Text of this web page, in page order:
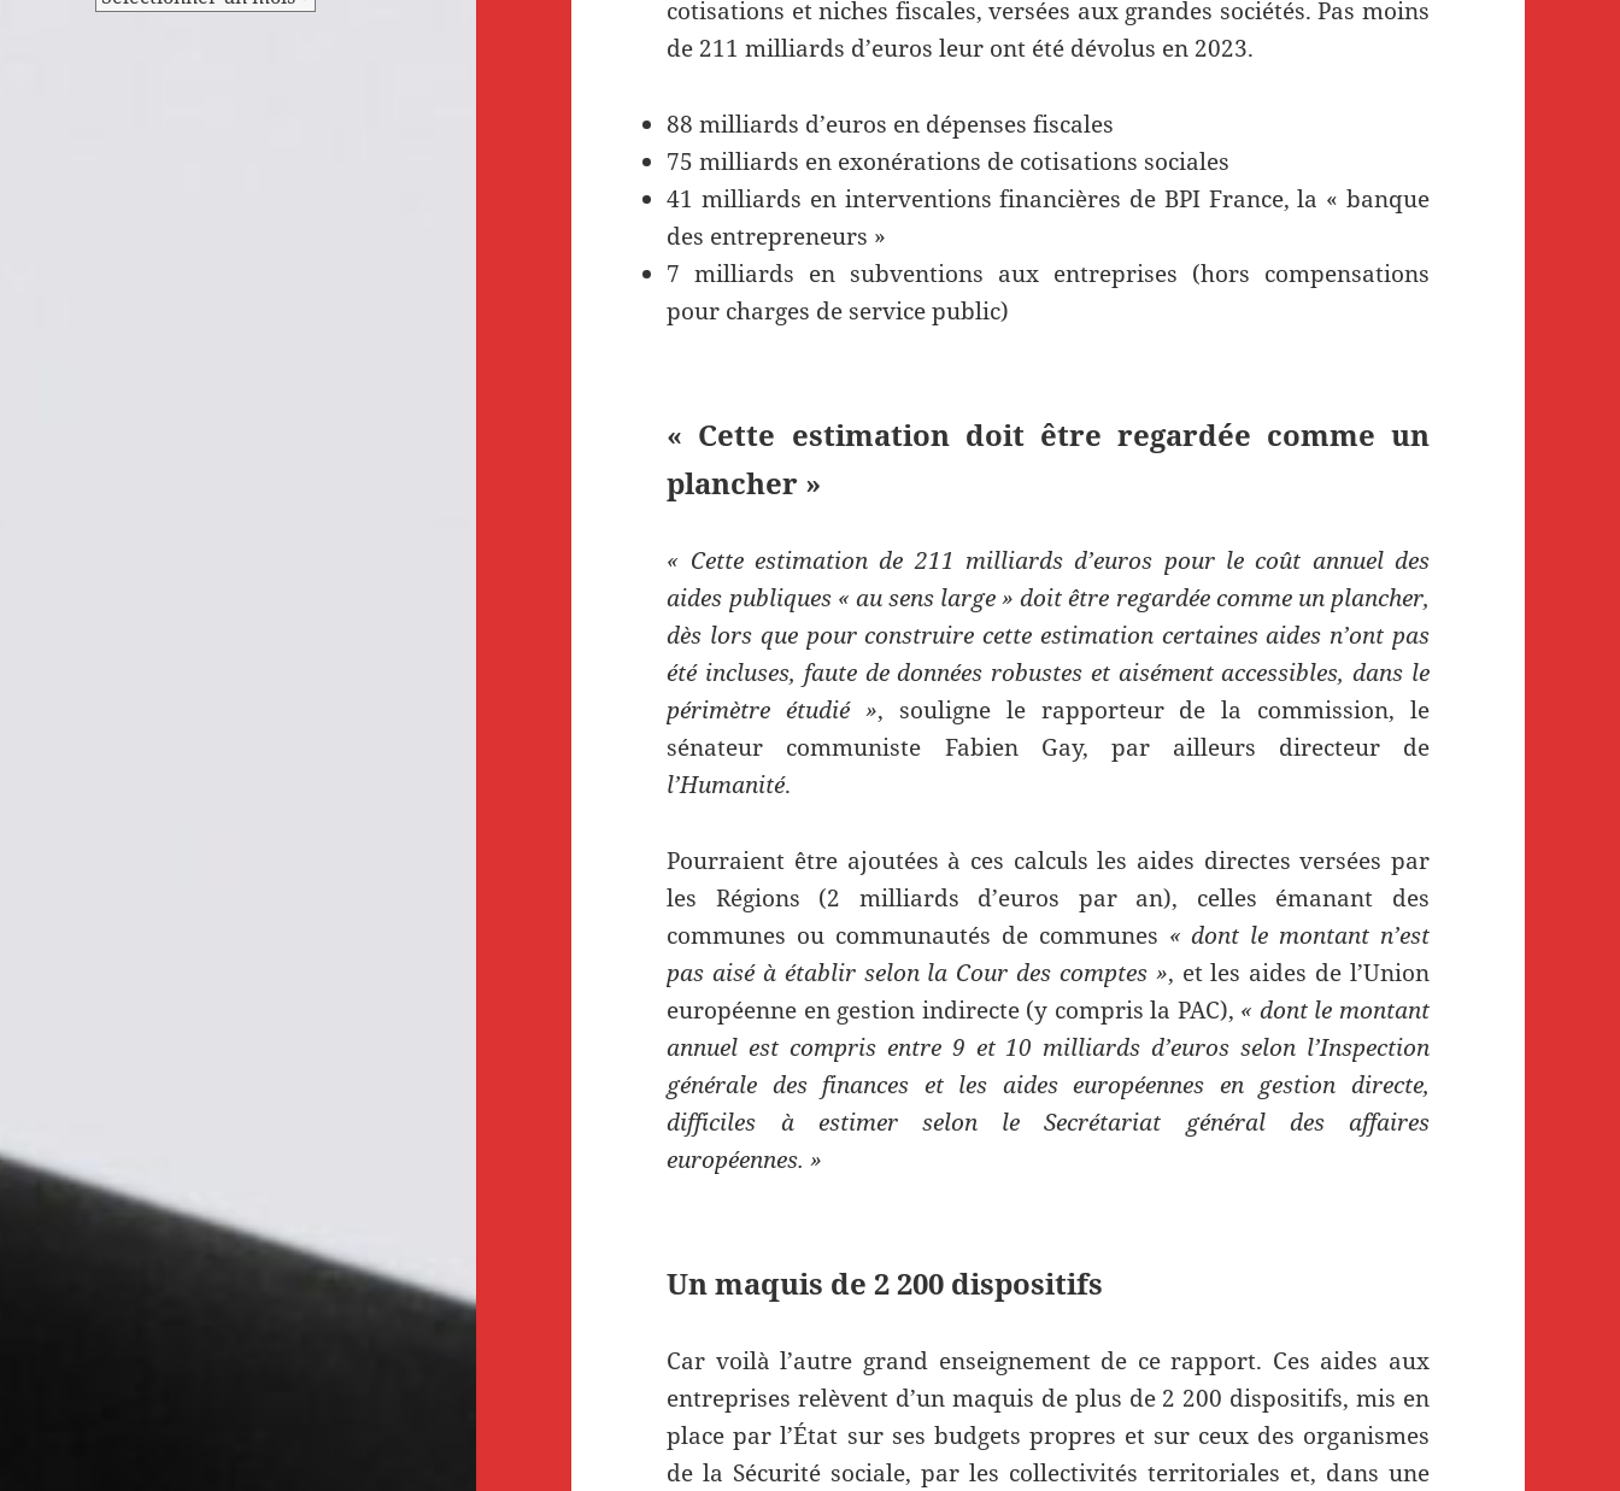
cotisations et niches fiscales, versées aux grandes sociétés. Pas moins
de 211 milliards d’euros leur ont été dévolus en 2023.
88 milliards d’euros en dépenses fiscales
75 milliards en exonérations de cotisations sociales
41 milliards en interventions financières de BPI France, la « banque
des entrepreneurs »
7 milliards en subventions aux entreprises (hors compensations
pour charges de service public)
« Cette estimation doit être regardée comme un
plancher »
« Cette estimation de 211 milliards d’euros pour le coût annuel des
aides publiques « au sens large » doit être regardée comme un plancher,
dès lors que pour construire cette estimation certaines aides n’ont pas
été incluses, faute de données robustes et aisément accessibles, dans le
périmètre étudié », souligne le rapporteur de la commission, le
sénateur communiste Fabien Gay, par ailleurs directeur de
l’Humanité.
Pourraient être ajoutées à ces calculs les aides directes versées par
les Régions (2 milliards d’euros par an), celles émanant des
communes ou communautés de communes « dont le montant n’est
pas aisé à établir selon la Cour des comptes », et les aides de l’Union
européenne en gestion indirecte (y compris la PAC), « dont le montant
annuel est compris entre 9 et 10 milliards d’euros selon l’Inspection
générale des finances et les aides européennes en gestion directe,
difficiles à estimer selon le Secrétariat général des affaires
européennes. »
Un maquis de 2 200 dispositifs
Car voilà l’autre grand enseignement de ce rapport. Ces aides aux
entreprises relèvent d’un maquis de plus de 2 200 dispositifs, mis en
place par l’État sur ses budgets propres et sur ceux des organismes
de la Sécurité sociale, par les collectivités territoriales et, dans une